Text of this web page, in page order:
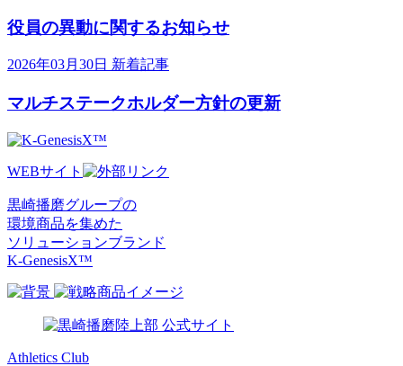
役員の異動に関するお知らせ
2026年03月30日 新着記事
マルチステークホルダー方針の更新
WEBサイト
黒崎播磨グループの
環境商品を集めた
ソリューションブランド
K-GenesisX™
Athletics Club